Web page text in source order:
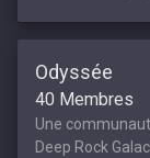
Odyssée
40 Membres
Une
Deep Rock